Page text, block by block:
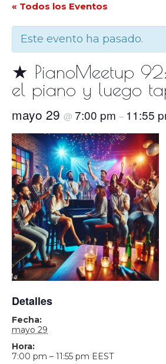
« Todos los Eventos
Este evento ha pasado.
★ PianoMeetup
el piano y luego
mayo 29 @ 7:00 pm – 11:55
Detalles
Fecha:
mayo 29
Hora:
7:00 pm – 11:55 pm EEST